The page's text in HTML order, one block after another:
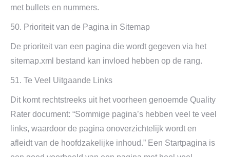
met bullets en nummers.
50. Prioriteit van de Pagina in Sitemap
De prioriteit van een pagina die wordt gegeven via het
sitemap.xml bestand kan invloed hebben op de rang.
51. Te Veel Uitgaande Links
Dit komt rechtstreeks uit het voorheen genoemde Quality
Rater document: “Sommige pagina’s hebben veel te veel
links, waardoor de pagina onoverzichtelijk wordt en
afleidt van de hoofdzakelijke inhoud.” Een Startpagina is